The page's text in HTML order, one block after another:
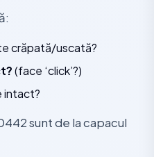
crăpată/uscată?
(face ‘click’?)
intact?
sunt de la capacul